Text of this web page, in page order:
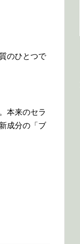
のひとつで
本来のセラ
成分の「ブ